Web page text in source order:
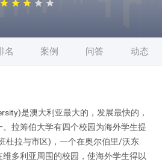
    
名 案例 问答 动态
是澳大利亚最大的，发展最快的，
拉筹伯大学有四个校园为海外学生提
杜拉与市区)，一个在奥尔伯里/沃东
多利亚周围的校园，使海外学生得以